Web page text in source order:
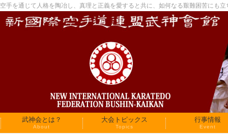
空手を通じて人格を陶冶し、真理と正義を愛すると共に、如何なる艱難困苦にも
武神会とは？
About
大会トピックス
Topics
行事情報
Event